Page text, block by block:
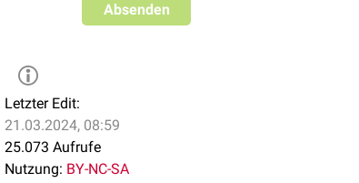
Absenden
Letzter Edit:
21.03.2024, 08:59
25.073 Aufrufe
Nutzung: BY-NC-SA